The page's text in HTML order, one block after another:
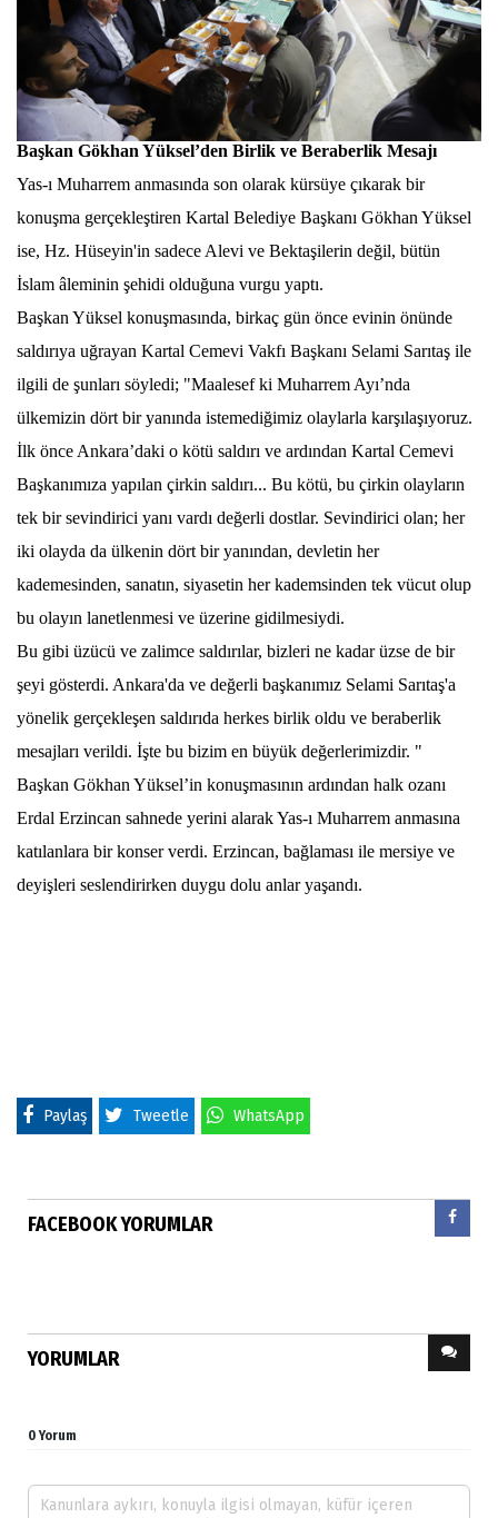
Başkan Gökhan Yüksel’den Birlik ve Beraberlik Mesajı
Yas-ı Muharrem anmasında son olarak kürsüye çıkarak bir
konuşma gerçekleştiren Kartal Belediye Başkanı Gökhan Yüksel
ise, Hz. Hüseyin'in sadece Alevi ve Bektaşilerin değil, bütün
İslam âleminin şehidi olduğuna vurgu yaptı.
Başkan Yüksel konuşmasında, birkaç gün önce evinin önünde
saldırıya uğrayan Kartal Cemevi Vakfı Başkanı Selami Sarıtaş ile
ilgili de şunları söyledi; "Maalesef ki Muharrem Ayı’nda
ülkemizin dört bir yanında istemediğimiz olaylarla karşılaşıyoruz.
İlk önce Ankara’daki o kötü saldırı ve ardından Kartal Cemevi
Başkanımıza yapılan çirkin saldırı... Bu kötü, bu çirkin olayların
tek bir sevindirici yanı vardı değerli dostlar. Sevindirici olan; her
iki olayda da ülkenin dört bir yanından, devletin her
kademesinden, sanatın, siyasetin her kademsinden tek vücut olup
bu olayın lanetlenmesi ve üzerine gidilmesiydi.
Bu gibi üzücü ve zalimce saldırılar, bizleri ne kadar üzse de bir
şeyi gösterdi. Ankara'da ve değerli başkanımız Selami Sarıtaş'a
yönelik gerçekleşen saldırıda herkes birlik oldu ve beraberlik
mesajları verildi. İşte bu bizim en büyük değerlerimizdir. "
Başkan Gökhan Yüksel’in konuşmasının ardından halk ozanı
Erdal Erzincan sahnede yerini alarak Yas-ı Muharrem anmasına
katılanlara bir konser verdi. Erzincan, bağlaması ile mersiye ve
deyişleri seslendirirken duygu dolu anlar yaşandı.
Paylaş Tweetle WhatsApp
FACEBOOK YORUMLAR
YORUMLAR
0 Yorum